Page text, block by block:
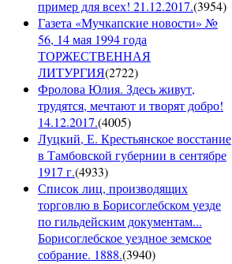
пример для всех! 21.12.2017.(3954)
Газета «Мучкапские новости» №
56, 14 мая 1994 года
ТОРЖЕСТВЕННАЯ
ЛИТУРГИЯ(2722)
Фролова Юлия. Здесь живут,
трудятся, мечтают и творят добро!
14.12.2017.(4005)
Луцкий, Е. Крестьянское восстание
в Тамбовской губернии в сентябре
1917 г.(4933)
Список лиц, производящих
торговлю в Борисоглебском уезде
по гильдейским документам...
Борисоглебское уездное земское
собрание. 1888.(3940)